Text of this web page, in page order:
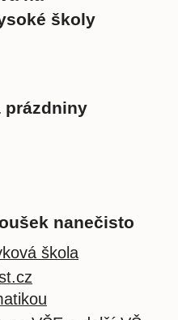
školy
prázdniny
nanečisto
škola